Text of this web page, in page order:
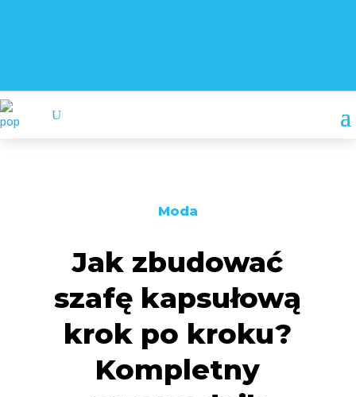
Moda
Jak zbudować
szafę kapsułową
krok po kroku?
Kompletny